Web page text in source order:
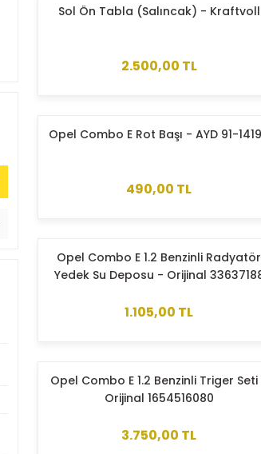
Sol Ön Tabla (Salıncak) - Kraftvoll
2.500,00 TL
Opel Combo E Rot Başı - AYD 91-
490,00 TL
Opel Combo E 1.2 Benzinli Radyatör
Yedek Su Deposu - Orijinal
1.105,00 TL
Opel Combo E 1.2 Benzinli Triger
Orijinal 1654516080
3.750,00 TL